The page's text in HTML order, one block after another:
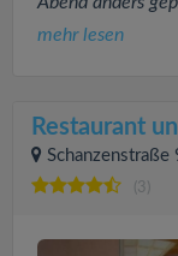
mehr lesen
Restaurant
Schanzenstraße
(3)